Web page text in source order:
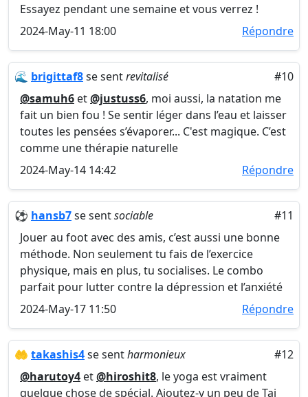
Essayez pendant une semaine et vous verrez !
2024-May-11 18:00
Répondre
🌊 brigittaf8se sentrevitalisé
#10
@samuh6 et@justuss6, moi aussi, la natation me
fait un bien fou ! Se sentir léger dans l’eau et laisser
toutes les pensées s’évaporer... C'est magique. C’est
comme une thérapie naturelle
2024-May-14 14:42
Répondre
⚽ hansb7se sentsociable
#11
Jouer au foot avec des amis, c’est aussi une bonne
méthode. Non seulement tu fais de l’exercice
physique, mais en plus, tu socialises. Le combo
parfait pour lutter contre la dépression et l’anxiété
2024-May-17 11:50
Répondre
🤲 takashis4se sentharmonieux
#12
@harutoy4 et@hiroshit8, le yoga est vraiment
quelque chose de spécial. Ajoutez-y un peu de Tai